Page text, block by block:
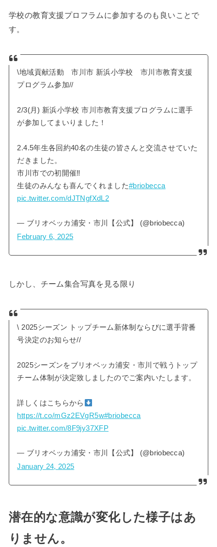
学校の教育支援プロフラムに参加するのも良いことで
す。
\地域貢献活動 市川市 新浜小学校 市川市教育支援
プログラム参加//
2/3(月) 新浜小学校 市川市教育支援プログラムに選手
が参加してまいりました！
2.4.5年生各回約40名の生徒の皆さんと交流させていた
だきました。
市川市での初開催‼︎
生徒のみんなも喜んでくれました#briobecca
pic.twitter.com/dJTNgfXdL2
— ブリオベッカ浦安・市川【公式】 (@briobecca)
February 6, 2025
しかし、チーム集合写真を見る限り
\ 2025シーズン トップチーム新体制ならびに選手背番
号決定のお知らせ//
2025シーズンをブリオベッカ浦安・市川で戦うトップ
チーム体制が決定致しましたのでご案内いたします。
詳しくはこちらから
https://t.co/mGz2EVgR5w#briobecca
pic.twitter.com/8F9jy37XFP
— ブリオベッカ浦安・市川【公式】 (@briobecca)
January 24, 2025
潜在的な意識が変化した様子はあ
りません。